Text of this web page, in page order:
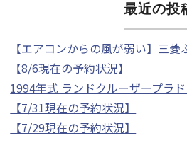
最近の投
【エアコンからの風が弱い】三菱
【8/6現在の予約状況】
1994年式 ランドクルーザープラ
【7/31現在の予約状況】
【7/29現在の予約状況】